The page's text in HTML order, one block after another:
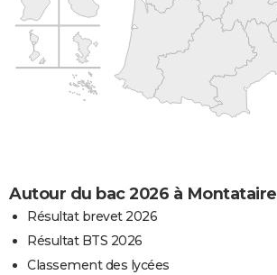
Autour du bac 2026 à Montataire
Résultat brevet 2026
Résultat BTS 2026
Classement des lycées